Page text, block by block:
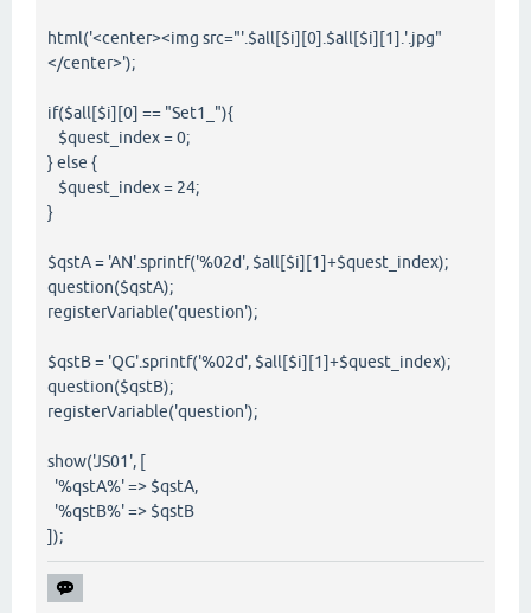
html('<center><img src="'.$all[$i][0].$all[$i][1].'.jpg"
</center>');
if($all[$i][0] == "Set1_"){
$quest_index = 0;
} else {
$quest_index = 24;
}
$qstA = 'AN'.sprintf('%02d', $all[$i][1]+$quest_index);
question($qstA);
registerVariable('question');
$qstB = 'QG'.sprintf('%02d', $all[$i][1]+$quest_index);
question($qstB);
registerVariable('question');
show('JS01', [
'%qstA%' => $qstA,
'%qstB%' => $qstB
]);